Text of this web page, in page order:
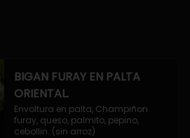
BIGAN FURAY EN PALTA
ORIENTAL.
Envoltura en palta, Champiñon
furay, queso, palmito, pepino,
cebollin. (sin arroz)